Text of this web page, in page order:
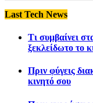
Last Tech News
Τι συμβαίνει
ξεκλείδωτο το
Πριν φύγεις
κινητό σου